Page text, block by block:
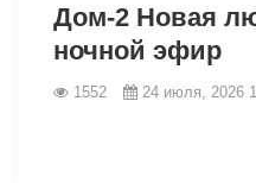
Дом-2 Новая
ночной эфир
1552 24 июля, 2026